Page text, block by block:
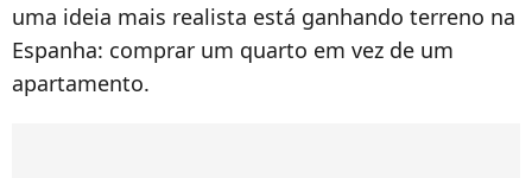
uma ideia mais realista está ganhando terreno na
Espanha: comprar um quarto em vez de um
apartamento.